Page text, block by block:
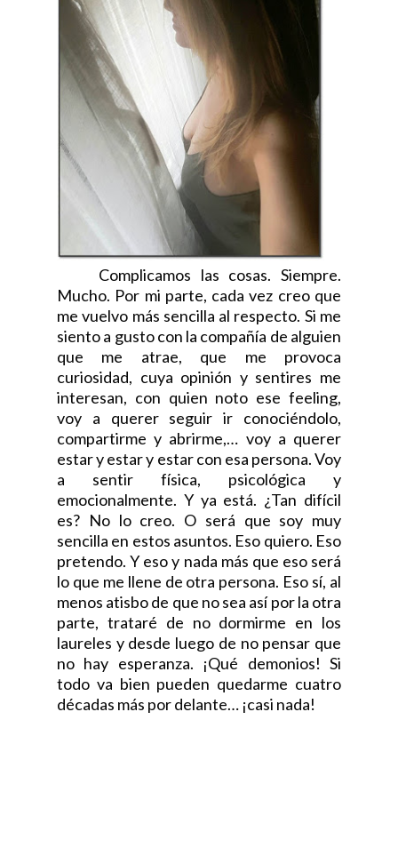
Complicamos las cosas. Siempre.
Mucho. Por mi parte, cada vez creo que
me vuelvo más sencilla al respecto. Si me
siento a gusto con la compañía de alguien
que me atrae, que me provoca
curiosidad, cuya opinión y sentires me
interesan, con quien noto ese feeling,
voy a querer seguir ir conociéndolo,
compartirme y abrirme,… voy a querer
estar y estar y estar con esa persona. Voy
a sentir física, psicológica y
emocionalmente. Y ya está. ¿Tan difícil
es? No lo creo. O será que soy muy
sencilla en estos asuntos. Eso quiero. Eso
pretendo. Y eso y nada más que eso será
lo que me llene de otra persona. Eso sí, al
menos atisbo de que no sea así por la otra
parte, trataré de no dormirme en los
laureles y desde luego de no pensar que
no hay esperanza. ¡Qué demonios! Si
todo va bien pueden quedarme cuatro
décadas más por delante… ¡casi nada!